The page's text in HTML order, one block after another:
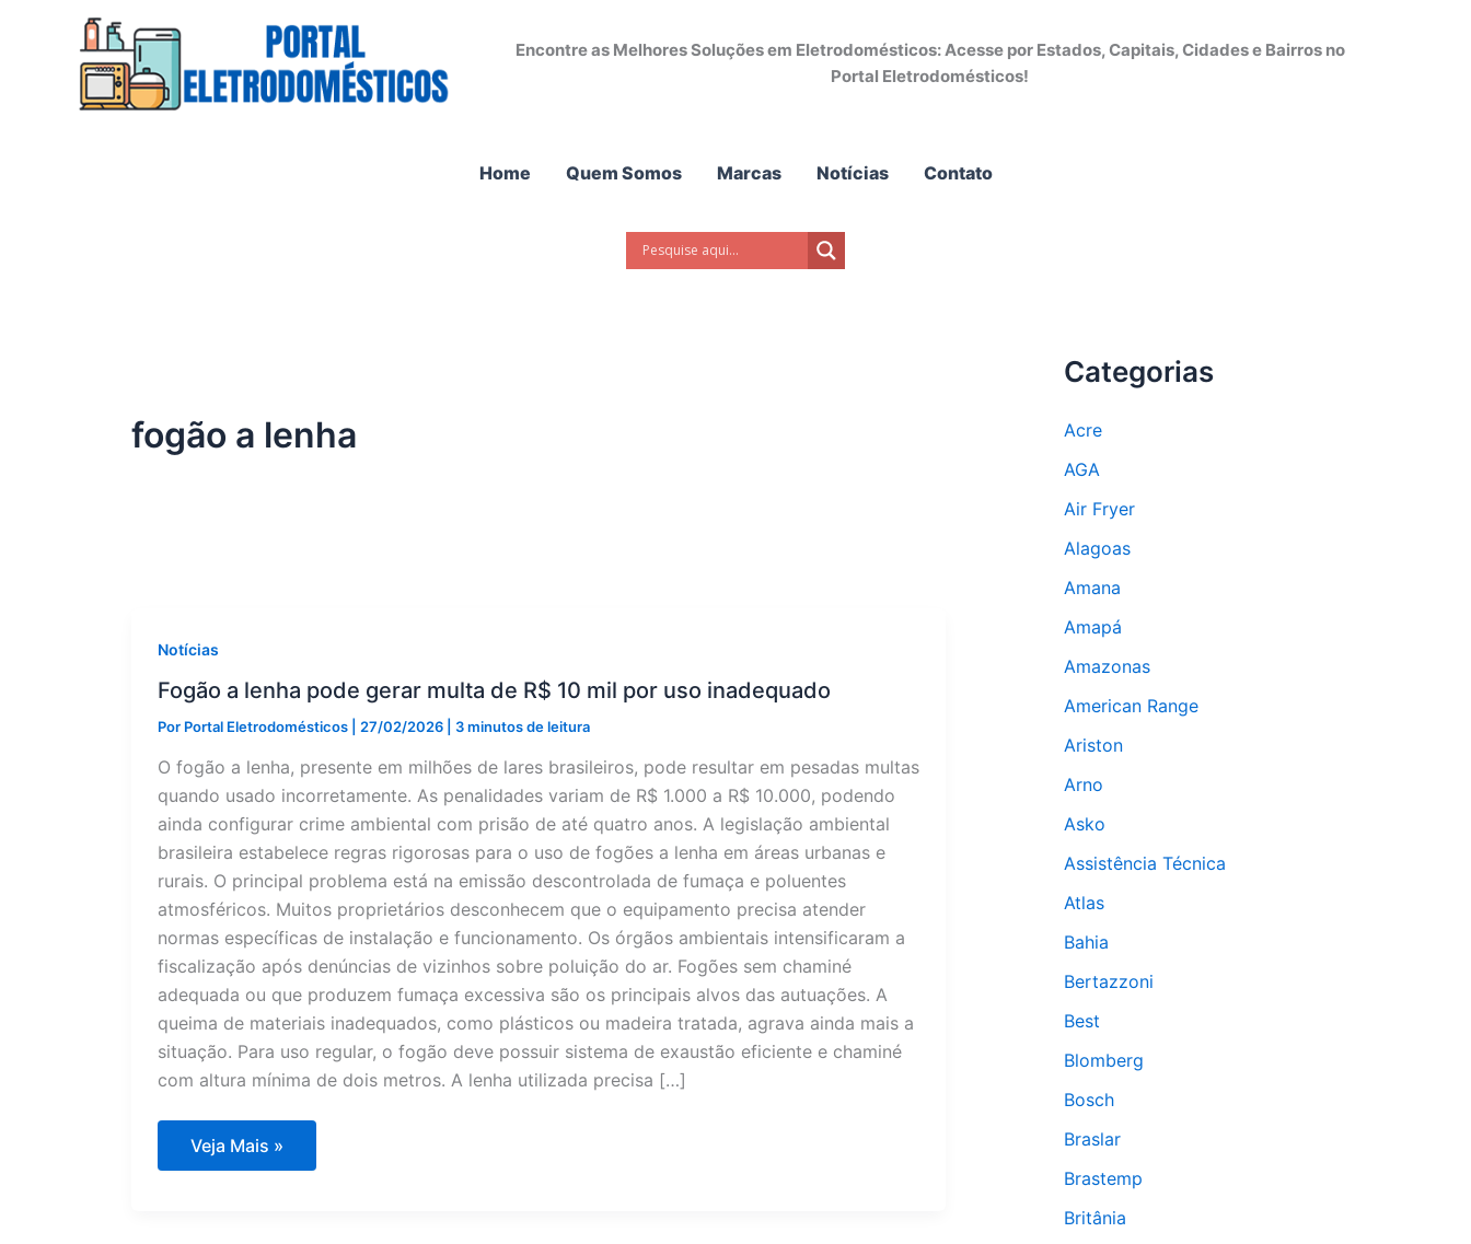
Encontre as Melhores Soluções em Eletrodomésticos: Acesse por Estados, Capitais, Cidades e Bairros no
Portal Eletrodomésticos!
Home Quem Somos Marcas Notícias Contato
fogão a lenha
Notícias
Fogão a lenha pode gerar multa de R$ 10 mil por uso inadequado
Por Portal Eletrodomésticos 27/02/2026 3 minutos de leitura
O fogão a lenha, presente em milhões de lares brasileiros, pode resultar em pesadas multas
quando usado incorretamente. As penalidades variam de R$ 1.000 a R$ 10.000, podendo
ainda configurar crime ambiental com prisão de até quatro anos. A legislação ambiental
brasileira estabelece regras rigorosas para o uso de fogões a lenha em áreas urbanas e
rurais. O principal problema está na emissão descontrolada de fumaça e poluentes
atmosféricos. Muitos proprietários desconhecem que o equipamento precisa atender
normas específicas de instalação e funcionamento. Os órgãos ambientais intensificaram a
fiscalização após denúncias de vizinhos sobre poluição do ar. Fogões sem chaminé
adequada ou que produzem fumaça excessiva são os principais alvos das autuações. A
queima de materiais inadequados, como plásticos ou madeira tratada, agrava ainda mais a
situação. Para uso regular, o fogão deve possuir sistema de exaustão eficiente e chaminé
com altura mínima de dois metros. A lenha utilizada precisa […]
Fogão
Veja Mais »
Categorias
Acre
AGA
Air Fryer
Alagoas
Amana
Amapá
Amazonas
American Range
Ariston
Arno
Asko
Assistência Técnica
Atlas
Bahia
Bertazzoni
Best
Blomberg
Bosch
Braslar
Brastemp
Britânia